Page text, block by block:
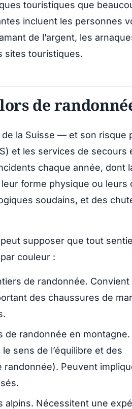
touristiques que
incluent les personnes
de l’argent, les
sites touristiques.
de
la Suisse — et son risque
et les services de secours
chaque année, dont
forme physique ou leurs
soudains, et des
supposer que tout
couleur :
de randonnée. Convient
des chaussures de
de randonnée en montagne.
sens de l’équilibre et des
Peuvent
alpins. Nécessitent une